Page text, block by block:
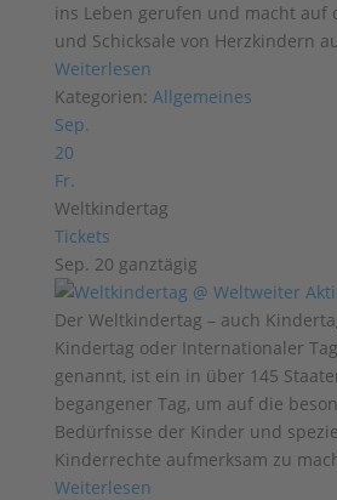
ins Leben gerufen und macht auf
und Schicksale von Herzkindern
Weiterlesen
Kategorien: Allgemeines
Sep.
20
Fr.
Weltkindertag
Tickets
Sep. 20 ganztägig
Der Weltkindertag – auch
Kindertag oder Internationaler
genannt, ist ein in über 145
begangener Tag, um auf die
Bedürfnisse der Kinder und
Kinderrechte aufmerksam zu
Weiterlesen